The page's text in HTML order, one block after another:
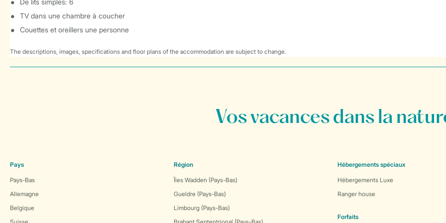
De lits simples: 6
TV dans une chambre à coucher
Couettes et oreillers une personne
The descriptions, images, specifications and floor plans of the accommodation are subject to change.
Vos vacances dans la
Pays
Pays-Bas
Allemagne
Belgique
Région
Îles Wadden (Pays-Bas)
Gueldre (Pays-Bas)
Limbourg (Pays-Bas)
Hébergements spéciaux
Hébergements Luxe
Ranger house
Forfaits